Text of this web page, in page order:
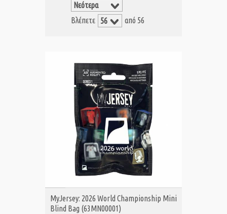
Βλέπετε από 56
ΑΓΟΡΑ
MyJersey: 2026 World Championship Mini
Blind Bag (63MN00001)